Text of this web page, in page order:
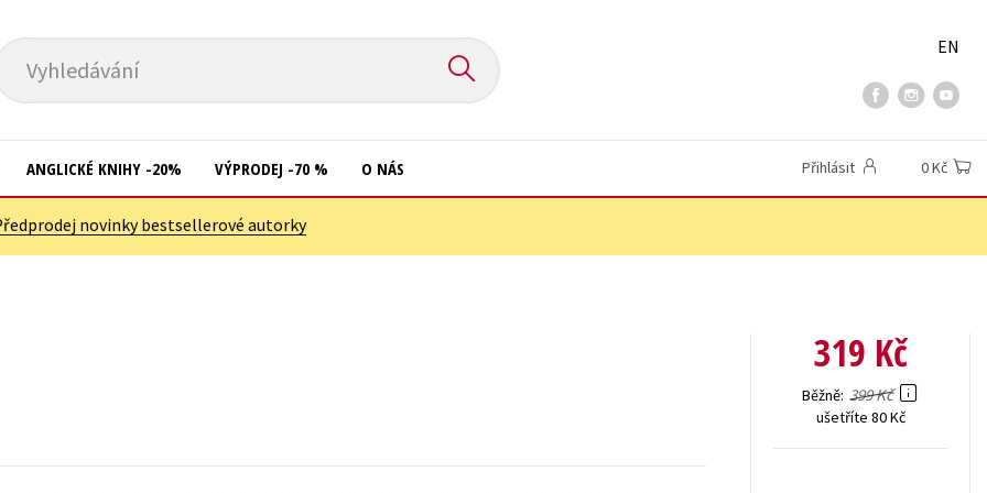
Vyhledávání
EN
ANGLICKÉ KNIHY -20% VÝPRODEJ -70 % O NÁS Přihlásit 0 Kč
novinky bestsellerové autorky
319 Kč
Běžně 399 Kč
ušetříte 80 Kč